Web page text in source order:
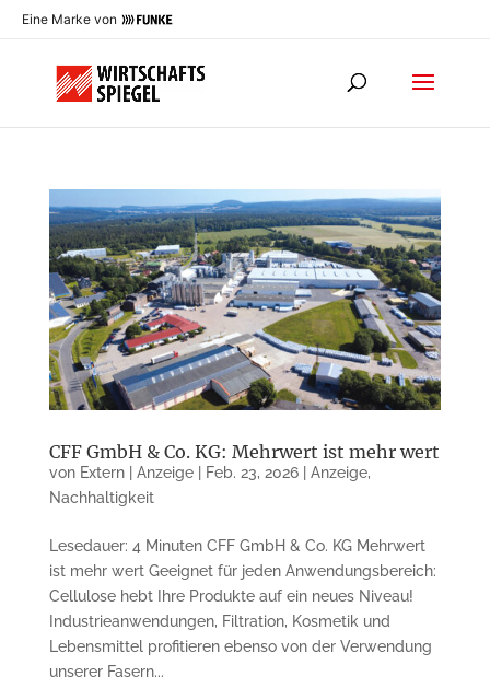
Eine Marke von
CFF GmbH & Co. KG: Mehrwert ist mehr wert
von Extern | Anzeige| Feb. 23, 2026| Anzeige,
Nachhaltigkeit
Lesedauer: 4 Minuten CFF GmbH & Co. KG Mehrwert
ist mehr wert Geeignet für jeden Anwendungsbereich:
Cellulose hebt Ihre Produkte auf ein neues Niveau!
Industrieanwendungen, Filtration, Kosmetik und
Lebensmittel profitieren ebenso von der Verwendung
unserer Fasern...